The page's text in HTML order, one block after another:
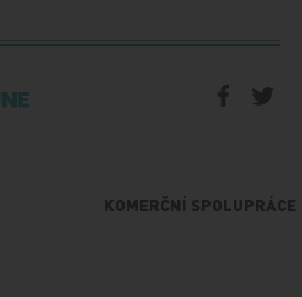
KOMERČNÍ SPOLUPRÁCE